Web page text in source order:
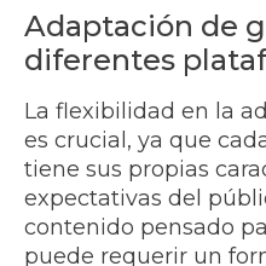
Adaptación de
diferentes
La flexibilidad en la
es crucial, ya que
tiene sus propias
expectativas del
contenido pensado
puede requerir un